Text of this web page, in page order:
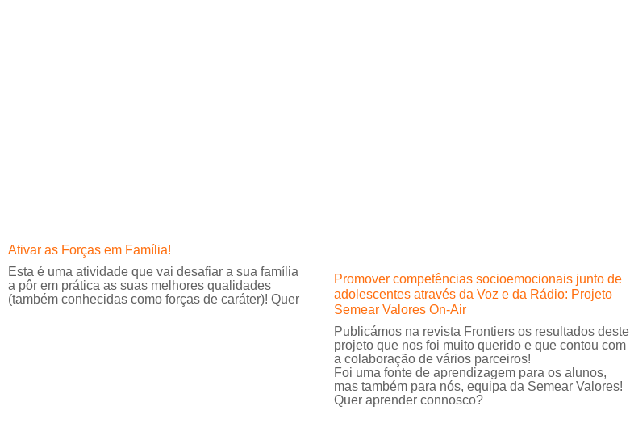
Ativar as Forças em Família!
Esta é uma atividade que vai desafiar a sua família
a pôr em prática as suas melhores qualidades
(também conhecidas como forças de caráter)! Quer
Promover competências socioemocionais junto de
adolescentes através da Voz e da Rádio: Projeto
Semear Valores On-Air
Publicámos na revista Frontiers os resultados deste
projeto que nos foi muito querido e que contou com
a colaboração de vários parceiros!
Foi uma fonte de aprendizagem para os alunos,
mas também para nós, equipa da Semear Valores!
Quer aprender connosco?